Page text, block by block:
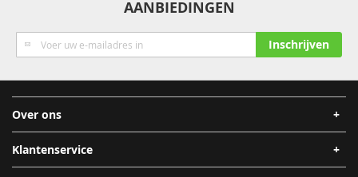
AANBIEDINGEN
Abonneer
u
nieuwsbrief
Inschrijven
Over ons
Klantenservice